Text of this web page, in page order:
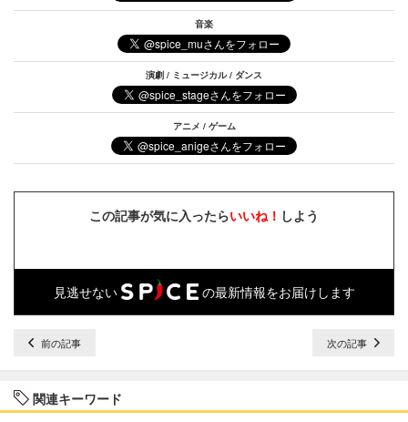
音楽
演劇 / ミュージカル / ダンス
アニメ / ゲーム
この記事が気に入ったらいいね！ しよう
見逃せない の最新情報をお届けします
前の記事 次の記事
関連キーワード